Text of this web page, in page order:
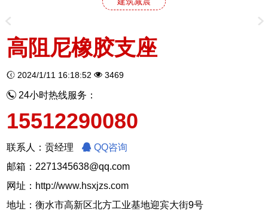
高阻尼橡胶支座
2024/1/11 16:18:52 3469
24小时热线服务：
15512290080
联系人：贡经理
QQ咨询
邮箱：2271345638@qq.com
网址： http://www.hsxjzs.com
地址：衡水市高新区北方工业基地迎宾大街9号